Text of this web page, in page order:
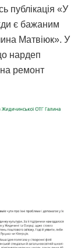
публікація «У
є бажаним
Матвіюк». У
нардеп
ремонт